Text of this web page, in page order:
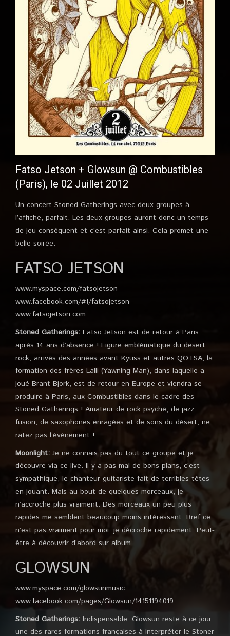
Fatso Jetson + Glowsun @ Combustibles
(Paris), le 02 Juillet 2012
Un concert Stoned Gatherings avec deux groupes à
l’affiche, parfait. Les deux groupes auront donc un temps
de jeu conséquent et c’est parfait ainsi. Cela promet une
belle soirée.
FATSO JETSON
www.myspace.com/fatsojetson
www.facebook.com/#!/fatsojetson
www.fatsojetson.com
Stoned Gatherings: Fatso Jetson est de retour à Paris
après 14 ans d’absence ! Figure emblématique du desert
rock, arrivés des années avant Kyuss et autres QOTSA, la
formation des frères Lalli (Yawning Man), dans laquelle a
joué Brant Bjork, est de retour en Europe et viendra se
produire à Paris, aux Combustibles dans le cadre des
Stoned Gatherings ! Amateur de rock psyché, de jazz
fusion, de saxophones enragées et de sons du désert, ne
ratez pas l’événement !
Moonlight: Je ne connais pas du tout ce groupe et je
découvre via ce live. Il y a pas mal de bons plans, c’est
sympathique, le chanteur guitariste fait de terribles têtes
en jouant. Mais au bout de quelques morceaux, je
n’accroche plus vraiment. Des morceaux un peu plus
rapides me semblent beaucoup moins intéressant. Bref ce
n’est pas vraiment pour moi, je décroche rapidement. Peut-
être à découvrir d’abord sur album ..
GLOWSUN
www.myspace.com/glowsunmusic
www.facebook.com/pages/Glowsun/14151194019
Stoned Gatherings: Indispensable. Glowsun reste à ce jour
une des rares formations françaises à interpréter le Stoner